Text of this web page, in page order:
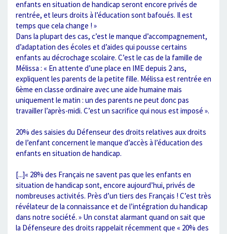
enfants en situation de handicap seront encore privés de
rentrée, et leurs droits à l’éducation sont bafoués. Il est
temps que cela change ! »
Dans la plupart des cas, c’est le manque d’accompagnement,
d’adaptation des écoles et d’aides qui pousse certains
enfants au décrochage scolaire. C’est le cas de la famille de
Mélissa : « En attente d’une place en IME depuis 2 ans,
expliquent les parents de la petite fille. Mélissa est rentrée en
6ème en classe ordinaire avec une aide humaine mais
uniquement le matin : un des parents ne peut donc pas
travailler l’après-midi. C’est un sacrifice qui nous est imposé ».
20% des saisies du Défenseur des droits relatives aux droits
de l’enfant concernent le manque d’accès à l’éducation des
enfants en situation de handicap.
[...]« 28% des Français ne savent pas que les enfants en
situation de handicap sont, encore aujourd’hui, privés de
nombreuses activités. Près d’un tiers des Français ! C’est très
révélateur de la connaissance et de l’intégration du handicap
dans notre société. » Un constat alarmant quand on sait que
la Défenseure des droits rappelait récemment que « 20% des